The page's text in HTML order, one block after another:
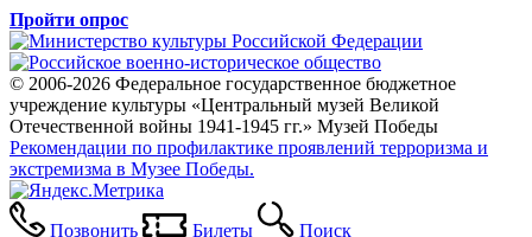
Пройти опрос
© 2006-2026 Федеральное государственное бюджетное
учреждение культуры «Центральный музей Великой
Отечественной войны 1941-1945 гг.» Музей Победы
Рекомендации по профилактике проявлений терроризма и
экстремизма в Музее Победы.
Позвонить Билеты Поиск